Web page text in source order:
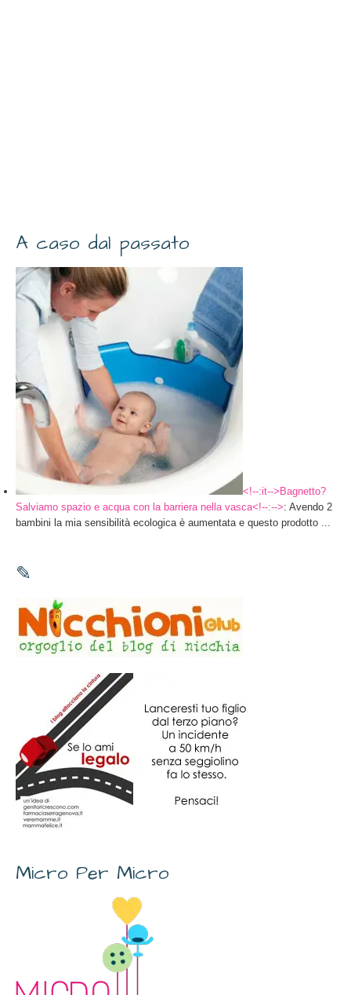
A caso dal passato
<!--:it-->Bagnetto?
Salviamo spazio e acqua con la barriera nella vasca<!--:-->: Avendo 2
bambini la mia sensibilità ecologica è aumentata e questo prodotto ...
✎
Micro Per Micro